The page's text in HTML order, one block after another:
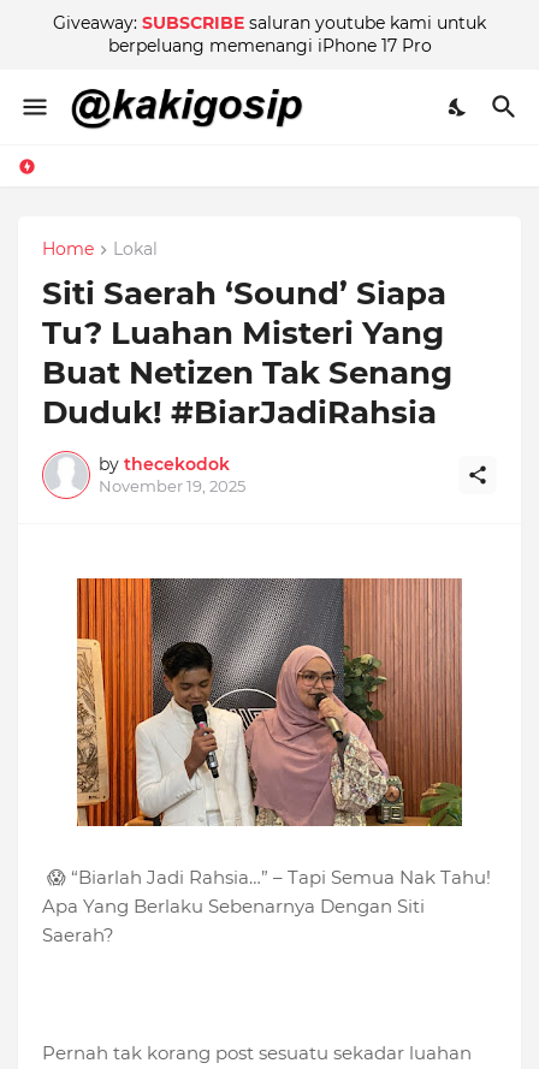
Giveaway: SUBSCRIBE saluran youtube kami untuk
berpeluang memenangi iPhone 17 Pro
Home Lokal
Siti Saerah ‘Sound’ Siapa
Tu? Luahan Misteri Yang
Buat Netizen Tak Senang
Duduk! #BiarJadiRahsia
by thecekodok
November 19, 2025
😱 “Biarlah Jadi Rahsia…” – Tapi Semua Nak Tahu!
Apa Yang Berlaku Sebenarnya Dengan Siti
Saerah?
Pernah tak korang post sesuatu sekadar luahan